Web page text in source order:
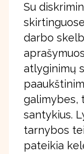
Su
darbo
atlyginimų
galimybes,
santykius.
tarnybos
pateikia